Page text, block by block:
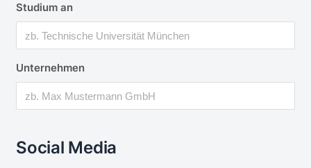
Studium an
Unternehmen
Social Media